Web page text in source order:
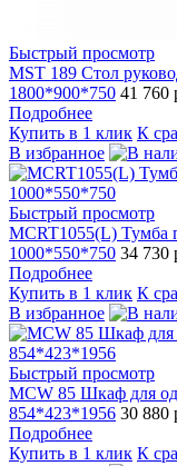
Быстрый просмотр
MST 189 Стол
1800*900*750 41 760
Подробнее
Купить в 1 клик К
В избранное
Быстрый просмотр
MCRT1055(L) Тумба
1000*550*750 34 730
Подробнее
Купить в 1 клик К
В избранное
Быстрый просмотр
MCW 85 Шкаф для
854*423*1956 30 880
Подробнее
Купить в 1 клик К